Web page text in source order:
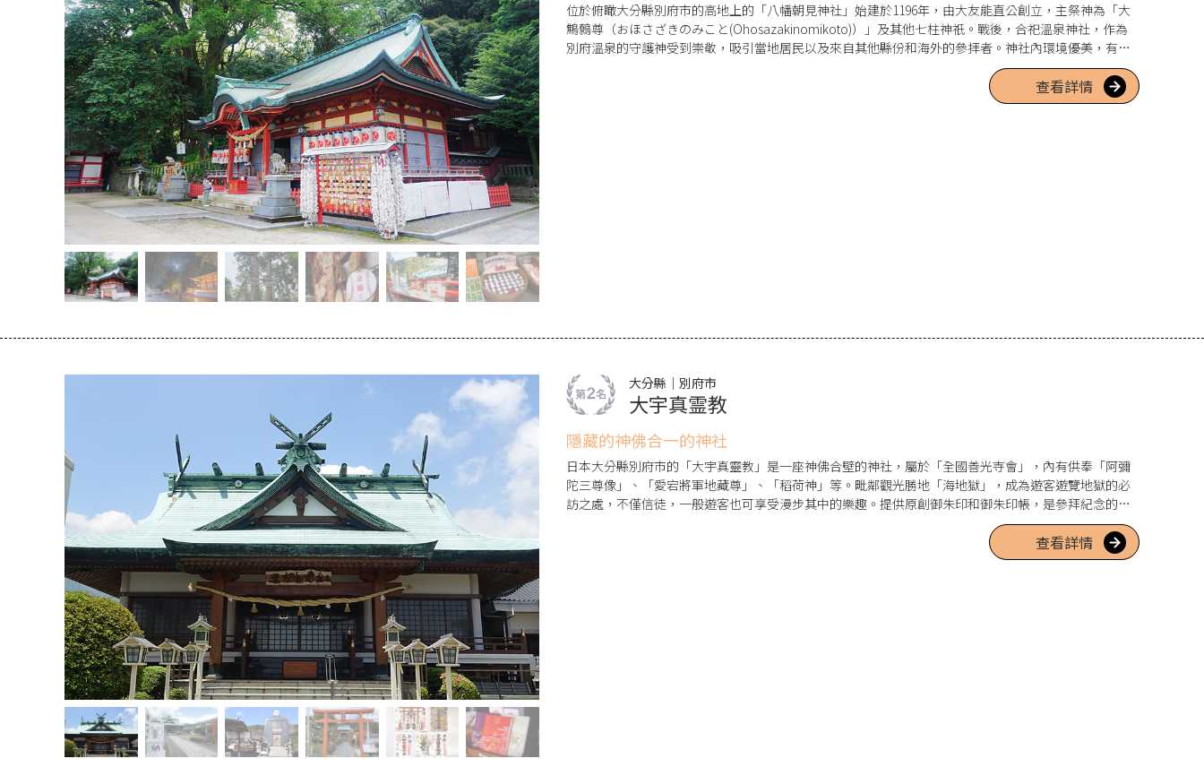
位於俯瞰大分縣別府市的高地上的「八幡朝見神社」始建於1196年，由大友能直公創立，主祭神為「大
鷦鷯尊（おほさざきのみこと(Ohosazakinomikoto)）」及其他七柱神祇。戰後，合祀溫泉神社，作為
別府溫泉的守護神受到崇敬，吸引當地居民以及來自其他縣份和海外的參拝者。神社內環境優美，有樹
齡約1000年的「大楠木」、據說兩人一起穿越可許願的「夫婦杉」，以及以無病息災聞名的「萬太郎清
水」等觀光勝地。神社的授與處提供季節性的御朱印，以及色彩繽紛的護身符，非常適合作為朝聖的紀
查看詳情
大分縣｜別府市
大宇真霊教
隱藏的神佛合一的神社
日本大分縣別府市的「大宇真靈教」是一座神佛合壁的神社，屬於「全國善光寺會」，內有供奉「阿彌
陀三尊像」、「愛宕將軍地藏尊」、「稻荷神」等。毗鄰觀光勝地「海地獄」，成為遊客遊覽地獄的必
訪之處，不僅信徒，一般遊客也可享受漫步其中的樂趣。提供原創御朱印和御朱印帳，是參拜紀念的不
查看詳情